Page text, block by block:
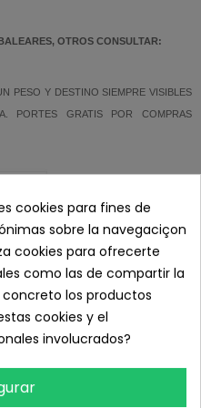
OTROS CONSULTAR:
PESO Y DESTINO SIEMPRE VISIBLES
PORTES GRATIS POR COMPRAS
a 19:00)
cookies para fines de
sobre la navegaciçon
cookies para ofrecerte
como las de compartir la
los productos
cookies y el
involucrados?